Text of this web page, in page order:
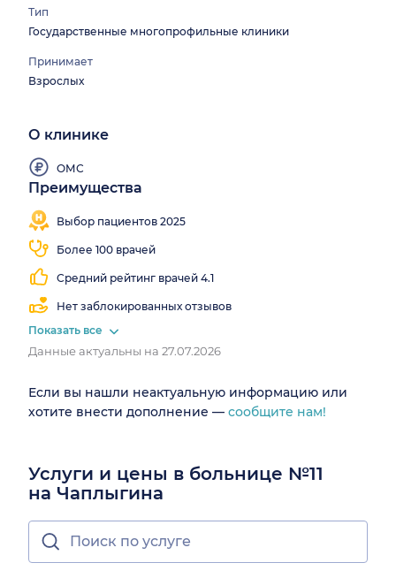
Тип
Государственные многопрофильные клиники
Принимает
Взрослых
О клинике
ОМС
Преимущества
Выбор пациентов 2025
Более 100 врачей
Средний рейтинг врачей 4.1
Нет заблокированных отзывов
специальностей
КТ
круглосуточно
Показать все
Данные актуальны на 27.07.2026
Если вы нашли неактуальную информацию или
хотите внести дополнение — сообщите нам!
Услуги и цены в больнице №11
на Чаплыгина